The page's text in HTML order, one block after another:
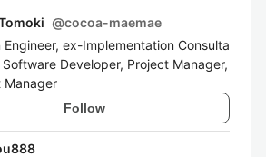
@cocoa-maemae
Engineer, ex-Implementation Consulta
Software Developer, Project Manager,
Manager
Follow